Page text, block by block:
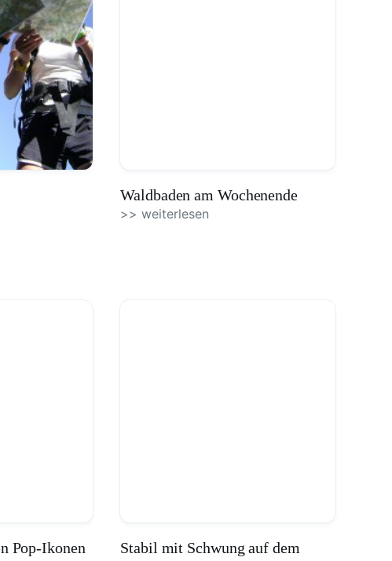
Waldbaden am Wochenende
>> weiterlesen
Pop-Ikonen
Stabil mit Schwung auf dem